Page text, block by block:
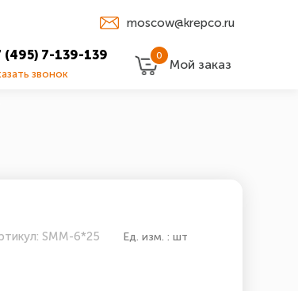
moscow@krepco.ru
(495) 7-139-139
звонок
0
Мой заказ
SMM-6*25 Ед. изм. : шт